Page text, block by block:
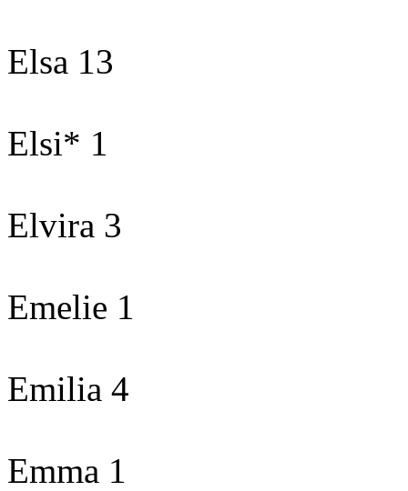
Elsa 13
Elsi* 1
Elvira 3
Emelie 1
Emilia 4
Emma 1